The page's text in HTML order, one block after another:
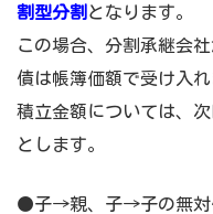
割型分割 となります。
この場合、分割承継会
債は帳簿価額で受け入
積立金額については、
とします。
●子→親、子→子の無対